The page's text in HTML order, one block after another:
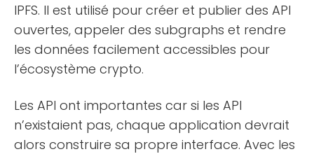
IPFS. Il est utilisé pour créer et publier des API
ouvertes, appeler des subgraphs et rendre
les données facilement accessibles pour
l’écosystème crypto.
Les API ont importantes car si les API
n’existaient pas, chaque application devrait
alors construire sa propre interface. Avec les